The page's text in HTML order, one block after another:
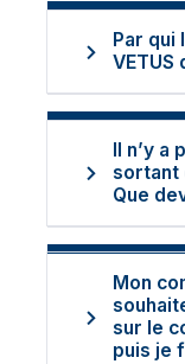
Par qui
Il n’y
sortant
Que
Mon
sur le
puis je